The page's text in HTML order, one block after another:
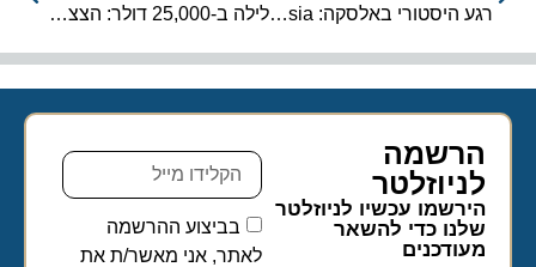
רגע היסטורי באלסקה: MSC Poesia עוגנת לראשונה בג’ונו לילה ב-25,000 דולר: הצצה למיטה של סוויטת הקרוזים היקרה בעולם
הרשמה
לניוזלטר​
הירשמו עכשיו לניוזלטר
שלנו כדי להשאר
מעודכנים
בביצוע ההרשמה
לאתר, אני מאשר/ת את